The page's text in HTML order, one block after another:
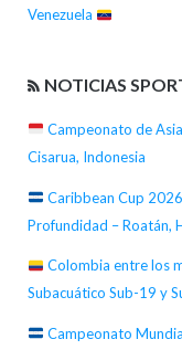
Venezuela
NOTICIAS
Campeonato de
Cisarua, Indonesia
Caribbean Cup
Profundidad – Roatán,
Colombia entre los
Subacuático Sub-19 y
Campeonato